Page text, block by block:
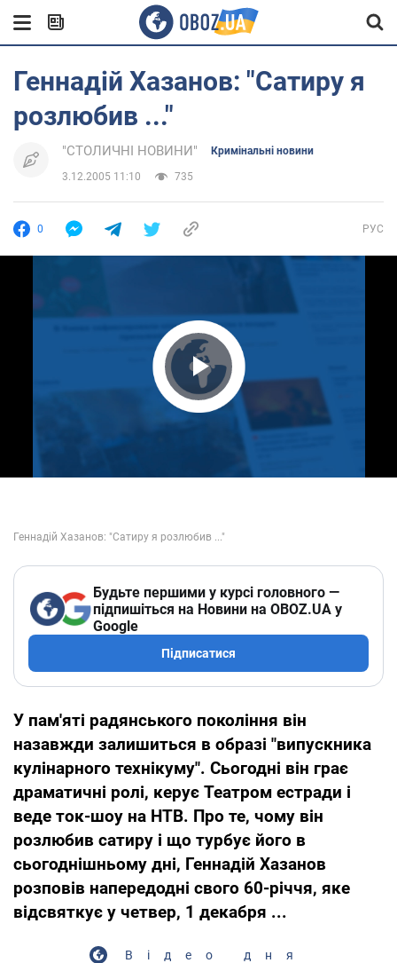
Геннадій Хазанов: "Сатиру я
розлюбив ..."
"СТОЛИЧНІ НОВИНИ" Кримінальні новини
3.12.2005 11:10 735
0 РУС
Play Video
Будьте першими у курсі головного —
підпишіться на Новини на OBOZ.UA у
Google
Підписатися
У пам'яті радянського покоління він
назавжди залишиться в образі "випускника
кулінарного технікуму". Сьогодні він грає
драматичні ролі, керує Театром естради і
веде ток-шоу на НТВ. Про те, чому він
розлюбив сатиру і що турбує його в
сьогоднішньому дні, Геннадій Хазанов
розповів напередодні свого 60-річчя, яке
відсвяткує у четвер, 1 декабря ...
Відео дня